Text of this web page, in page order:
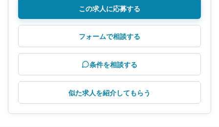
この求人に応募する
フォームで相談する
条件を相談する
似た求人を紹介してもらう